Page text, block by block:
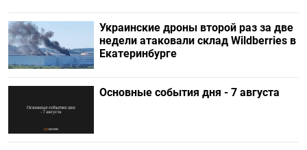
Украинские дроны второй раз за две
недели атаковали склад Wildberries в
Екатеринбурге
Основные события дня - 7 августа